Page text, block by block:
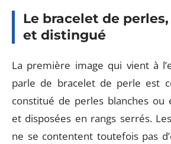
Le bracelet de
et distingué
La première image qui vient à
parle de bracelet de perle est
constitué de perles blanches ou
et disposées en rangs serrés.
ne se contentent toutefois pas